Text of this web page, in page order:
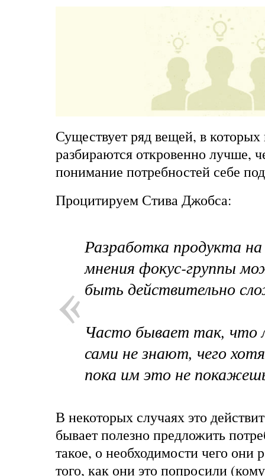
Существует ряд вещей, в
разбираются откровенно лучше,
понимание потребностей себе
Процитируем Стива Джобса:
Разработка продукта на
мнения фокус-группы
быть действительно
Часто бывает так, что
сами не знают, чего
пока им это не
В некоторых случаях это
бывает полезно предложить
такое, о необходимости чего они
того, как они это попросили